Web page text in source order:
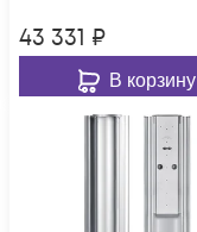
43 331 ₽
В корзину